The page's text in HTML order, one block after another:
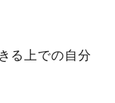
る上での自分